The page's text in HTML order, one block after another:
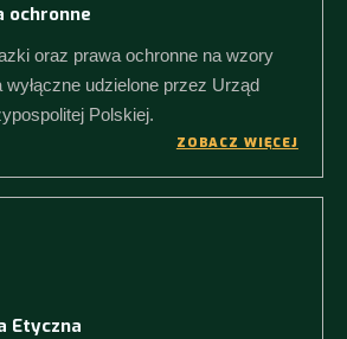
ochronne
oraz prawa ochronne na wzory
udzielone przez Urząd
Polskiej.
ZOBACZ WIĘCEJ
Etyczna